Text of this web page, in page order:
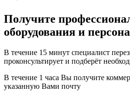
Получите
оборудования и
В течение 15 минут специалист
проконсультирует и подберёт
В течение 1 часа Вы получите
указанную Вами почту